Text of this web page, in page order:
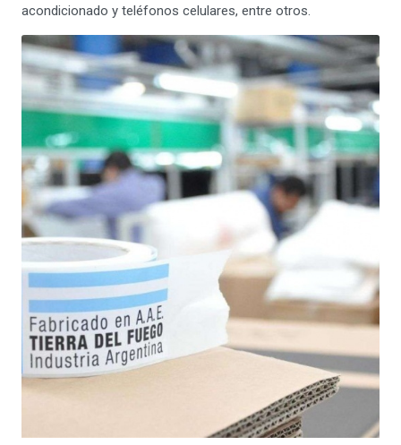
acondicionado y teléfonos celulares, entre otros.